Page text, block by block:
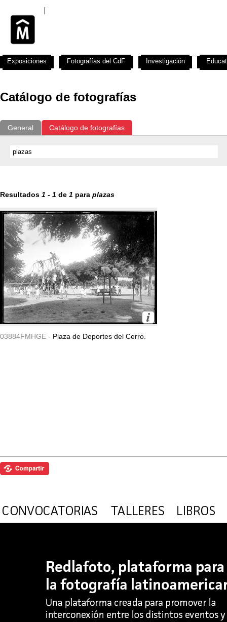
Catálogo de fotografías
General Catálogo de fotografías
Resultados 1 - 1 de 1 para plazas
03884FMHGE - Plaza de Deportes del Cerro.
Exposiciones Fotografías del CdF Investigación